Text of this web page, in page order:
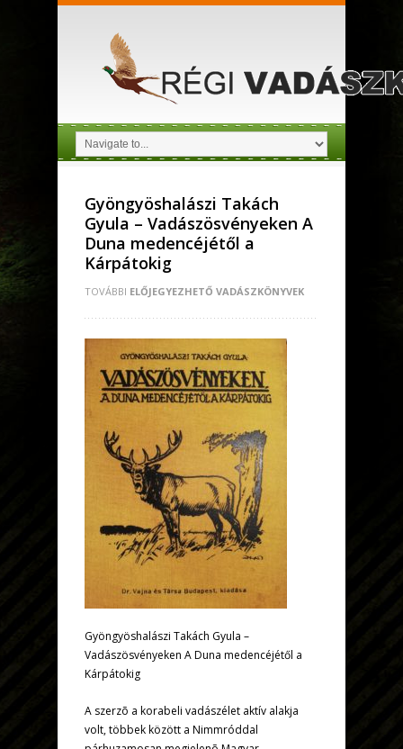
Gyöngyöshalászi Takách
Gyula – Vadászösvényeken A
Duna medencéjétől a
Kárpátokig
TOVÁBBI ELŐJEGYEZHETŐ VADÁSZKÖNYVEK
Gyöngyöshalászi Takách Gyula –
Vadászösvényeken A Duna medencéjétől a
Kárpátokig
A szerzõ a korabeli vadászélet aktív alakja
volt, többek között a Nimmróddal